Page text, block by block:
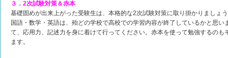
３．2次試験対策＆赤本
基礎固めが出来上がった受験生は、本格的な2次試験対策に取り掛かりましょ
国語・数学・英語は、殆どの学校で高校での学習内容が終了しているかと思
て、応用力、記述力を身に着けて行ってください。赤本を使って勉強するの
ます。